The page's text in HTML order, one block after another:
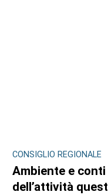
CONSIGLIO REGIONALE
Ambiente e
dell’attività